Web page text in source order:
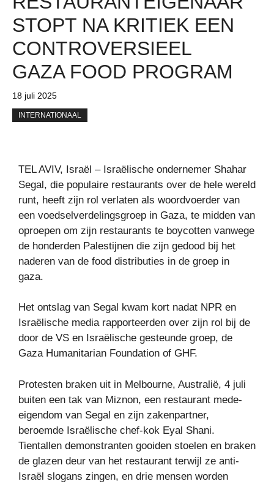
STOPT NA KRITIEK EEN
CONTROVERSIEEL
GAZA FOOD PROGRAM
18 juli 2025
INTERNATIONAAL
TEL AVIV, Israël – Israëlische ondernemer Shahar
Segal, die populaire restaurants over de hele wereld
runt, heeft zijn rol verlaten als woordvoerder van
een voedselverdelingsgroep in Gaza, te midden van
oproepen om zijn restaurants te boycotten vanwege
de honderden Palestijnen die zijn gedood bij het
naderen van de food distributies in de groep in
gaza.
Het ontslag van Segal kwam kort nadat NPR en
Israëlische media rapporteerden over zijn rol bij de
door de VS en Israëlische gesteunde groep, de
Gaza Humanitarian Foundation of GHF.
Protesten braken uit in Melbourne, Australië, 4 juli
buiten een tak van Miznon, een restaurant mede-
eigendom van Segal en zijn zakenpartner,
beroemde Israëlische chef-kok Eyal Shani.
Tientallen demonstranten gooiden stoelen en braken
de glazen deur van het restaurant terwijl ze anti-
Israël slogans zingen, en drie mensen worden